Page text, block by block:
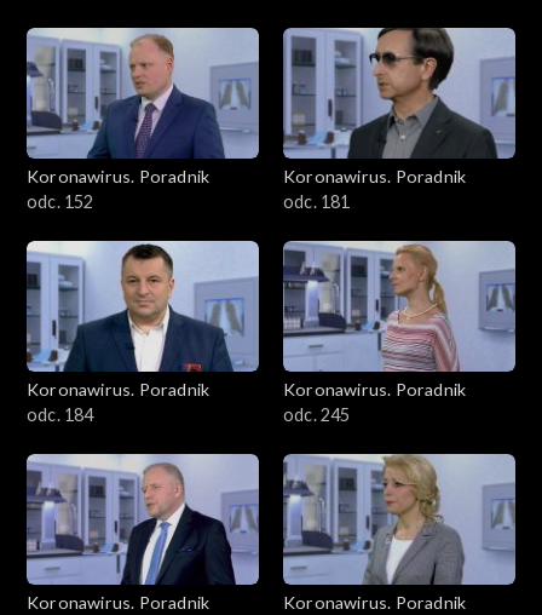
Koronawirus. Poradnik
odc. 152
Koronawirus. Poradnik
odc. 181
Koronawirus. Poradnik
odc. 184
Koronawirus. Poradnik
odc. 245
Koronawirus. Poradnik
Koronawirus. Poradnik